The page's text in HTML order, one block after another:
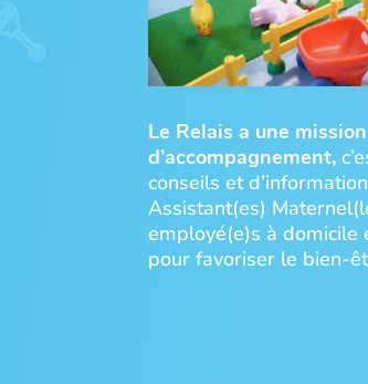
Le Relais a une
d’accompagnement,
conseils et
Assistant(es)
employé(e)s à domicile
pour favoriser le bien-